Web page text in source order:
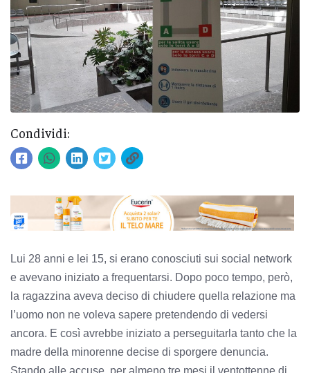
Condividi:
Lui 28 anni e lei 15, si erano conosciuti sui social network
e avevano iniziato a frequentarsi. Dopo poco tempo, però,
la ragazzina aveva deciso di chiudere quella relazione ma
l’uomo non ne voleva sapere pretendendo di vedersi
ancora. E così avrebbe iniziato a perseguitarla tanto che la
madre della minorenne decise di sporgere denuncia.
Stando alle accuse, per almeno tre mesi il ventottenne di